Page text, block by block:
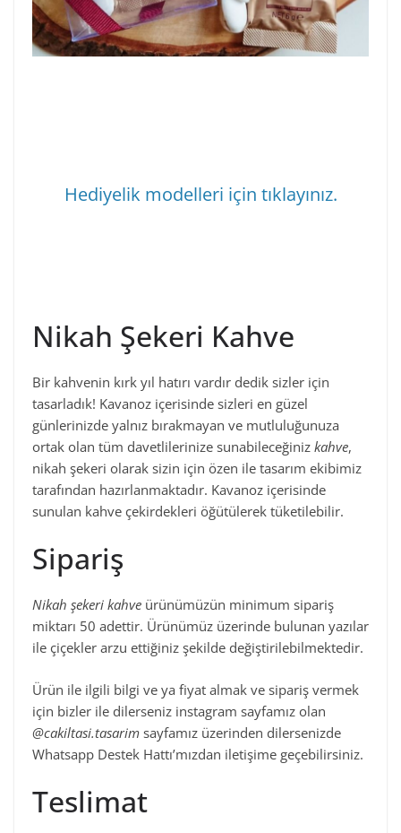
Hediyelik modelleri için tıklayınız.
Nikah Şekeri Kahve
Bir kahvenin kırk yıl hatırı vardır dedik sizler için
tasarladık! Kavanoz içerisinde sizleri en güzel
günlerinizde yalnız bırakmayan ve mutluluğunuza
ortak olan tüm davetlilerinize sunabileceğiniz kahve,
nikah şekeri olarak sizin için özen ile tasarım ekibimiz
tarafından hazırlanmaktadır. Kavanoz içerisinde
sunulan kahve çekirdekleri öğütülerek tüketilebilir.
Sipariş
Nikah şekeri kahve ürünümüzün minimum sipariş
miktarı 50 adettir. Ürünümüz üzerinde bulunan yazılar
ile çiçekler arzu ettiğiniz şekilde değiştirilebilmektedir.
Ürün ile ilgili bilgi ve ya fiyat almak ve sipariş vermek
için bizler ile dilerseniz instagram sayfamız olan
@cakiltasi.tasarim sayfamız üzerinden dilersenizde
Whatsapp Destek Hattı’mızdan iletişime geçebilirsiniz.
Teslimat